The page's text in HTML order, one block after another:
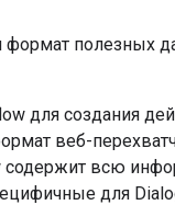
формат
для создания
веб-
содержит всю
для